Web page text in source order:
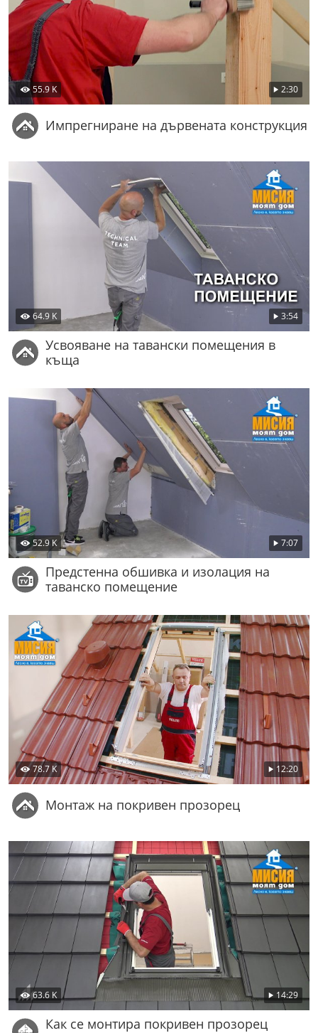
55.9 K 2:30
Импрегниране на дървената конструкция
64.9 K 3:54
Усвояване на тавански помещения в
къща
52.9 K 7:07
Предстенна обшивка и изолация на
таванско помещение
78.7 K 12:20
Монтаж на покривен прозорец
63.6 K 14:29
Как се монтира покривен прозорец